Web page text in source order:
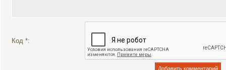
Код *: